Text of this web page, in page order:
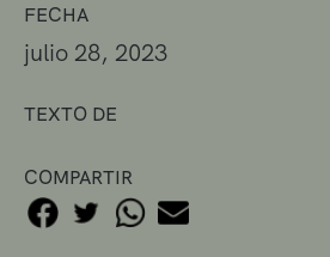
FECHA
julio 28, 2023
TEXTO DE
COMPARTIR